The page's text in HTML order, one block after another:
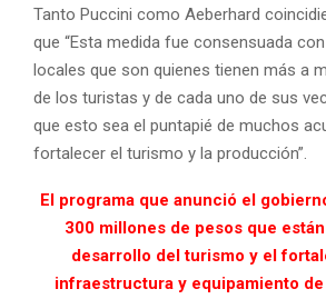
Tanto Puccini como Aeberhard
que “Esta medida fue consensuada
locales que son quienes tienen más a
de los turistas y de cada uno de sus
que esto sea el puntapié de muchos
fortalecer el turismo y la producción”.
El programa que anunció el
300 millones de pesos que
desarrollo del turismo y el
infraestructura y equipamiento